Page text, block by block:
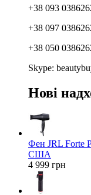
+38 093
+38 097
+38 050
Skype:
Нові
Фен JRL Forte
США
4 999 грн